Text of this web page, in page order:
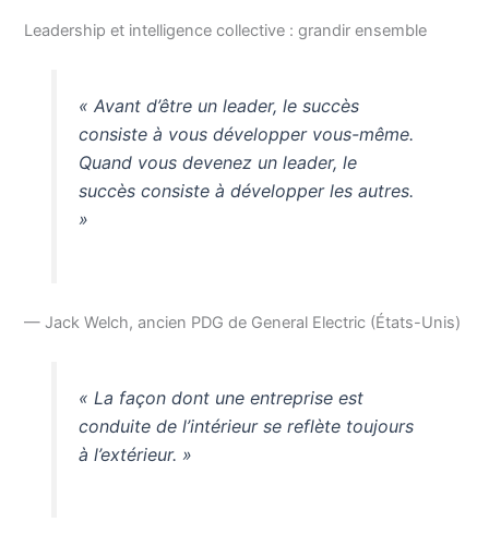
Leadership et intelligence collective : grandir ensemble
« Avant d’être un leader, le succès
consiste à vous développer vous-même.
Quand vous devenez un leader, le
succès consiste à développer les autres.
»
— Jack Welch, ancien PDG de General Electric (États-Unis)
« La façon dont une entreprise est
conduite de l’intérieur se reflète toujours
à l’extérieur. »